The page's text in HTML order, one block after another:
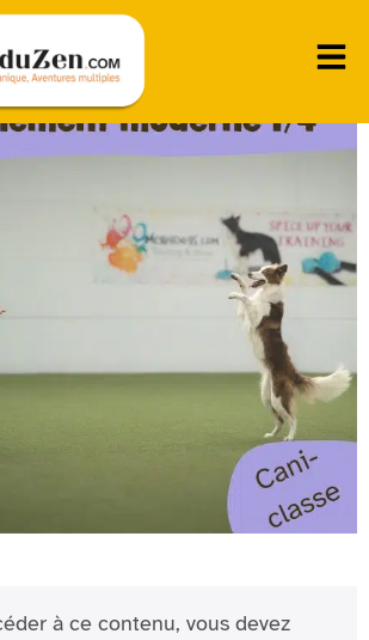
et le clean training
à ce contenu, vous devez